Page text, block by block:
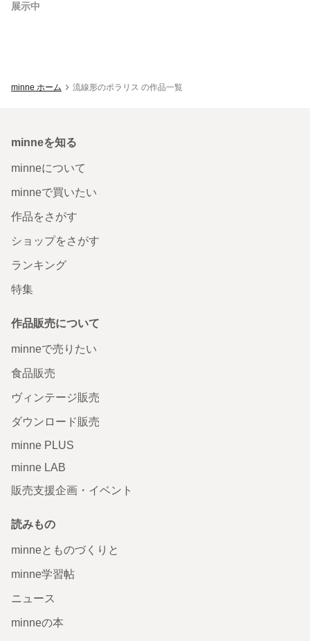
展示中
minne ホーム 流線形のポラリス の作品一覧
minneを知る
minneについて
minneで買いたい
作品をさがす
ショップをさがす
ランキング
特集
作品販売について
minneで売りたい
食品販売
ヴィンテージ販売
ダウンロード販売
minne PLUS
minne LAB
販売支援企画・イベント
読みもの
minneとものづくりと
minne学習帖
ニュース
minneの本